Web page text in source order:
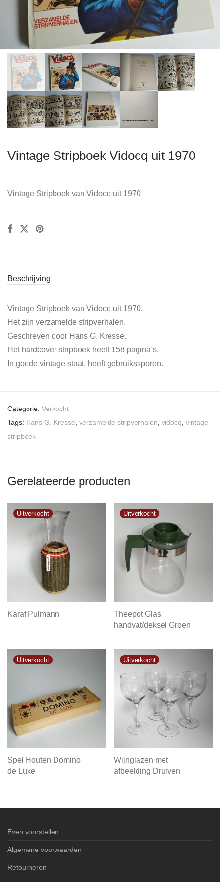
Vintage Stripboek Vidocq uit 1970
Vintage Stripboek van Vidocq uit 1970
Beschrijving
Vintage Stripboek van Vidocq uit 1970.
Het zijn verzamelde stripverhalen.
Geschreven door Hans G. Kresse.
Het hardcover stripboek heeft 158 pagina’s.
In goede vintage staat, heeft gebruikssporen.
Categorie: Verkocht
Tags: Hans G. Kresse verzamelde stripverhalen vidocq vintage
stripboek
Gerelateerde producten
Karaf Pulmann
Theepot Glas
handvat/deksel Groen
Spel Houten Domino
de Luxe
Wijnglazen met
afbeelding Druiven
Even voorstellen
Algemene voorwaarden
Retourneren